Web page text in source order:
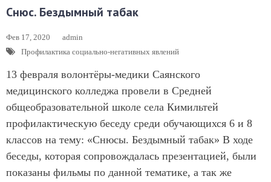
Снюс. Бездымный табак
Фев 17, 2020
admin
Профилактика социально-негативных явлений
13 февраля волонтёры-медики Саянского
медицинского колледжа провели в Средней
общеобразовательной школе села Кимильтей
профилактическую беседу среди обучающихся 6 и 8
классов на тему: «Снюсы. Бездымный табак» В ходе
беседы, которая сопровождалась презентацией, были
показаны фильмы по данной тематике, а так же